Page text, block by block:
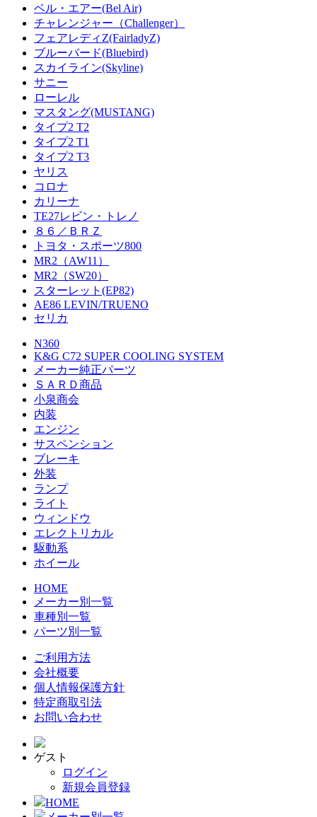
ベル・エアー(Bel Air)
チャレンジャー（Challenger）
フェアレディZ(FairladyZ)
ブルーバード(Bluebird)
スカイライン(Skyline)
サニー
ローレル
マスタング(MUSTANG)
タイプ2 T2
タイプ2 T1
タイプ2 T3
ヤリス
コロナ
カリーナ
TE27レビン・トレノ
８６／ＢＲＺ
トヨタ・スポーツ800
MR2（AW11）
MR2（SW20）
スターレット(EP82)
AE86 LEVIN/TRUENO
セリカ
N360
K&G C72 SUPER COOLING SYSTEM
メーカー純正パーツ
ＳＡＲＤ商品
小泉商会
内装
エンジン
サスペンション
ブレーキ
外装
ランプ
ライト
ウィンドウ
エレクトリカル
駆動系
ホイール
HOME
メーカー別一覧
車種別一覧
パーツ別一覧
ご利用方法
会社概要
個人情報保護方針
特定商取引法
お問い合わせ
ゲスト
ログイン
新規会員登録
HOME